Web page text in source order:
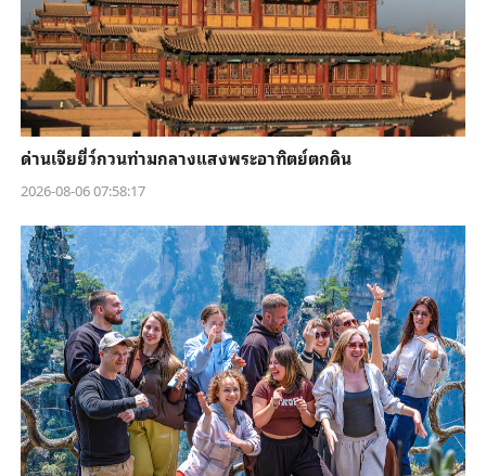
ด่านเจียยี่ว์กวนท่ามกลางแสงพระอาทิตย์ตกดิน
2026-08-06 07:58:17